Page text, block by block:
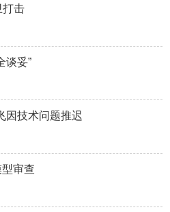
打击
谈妥”
因技术问题推迟
审查